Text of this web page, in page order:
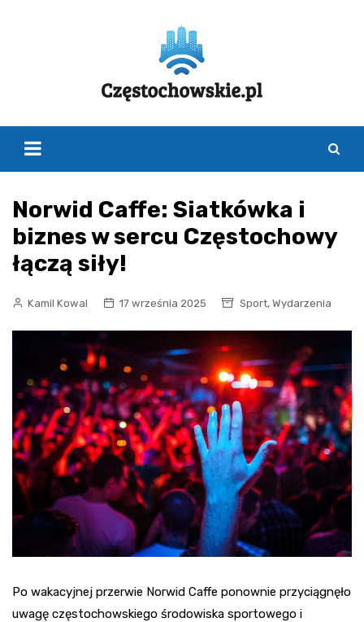
Norwid Caffe: Siatkówka i
biznes w sercu Częstochowy
łączą siły!
Kamil Kowal 17 września 2025 Sport, Wydarzenia
Po wakacyjnej przerwie Norwid Caffe ponownie przyciągnęło
uwagę częstochowskiego środowiska sportowego i